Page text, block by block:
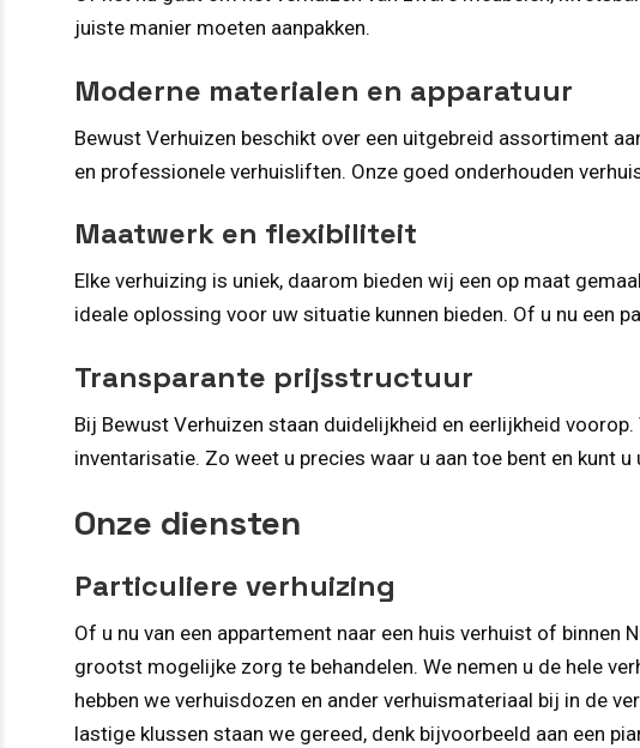
juiste manier moeten aanpakken.
Moderne materialen en apparatuur
Bewust Verhuizen beschikt over een uitgebreid assortiment
en professionele verhuisliften. Onze goed onderhouden
Maatwerk en flexibiliteit
Elke verhuizing is uniek, daarom bieden wij een op maat
ideale oplossing voor uw situatie kunnen bieden. Of u nu een
Transparante prijsstructuur
Bij Bewust Verhuizen staan duidelijkheid en eerlijkheid
inventarisatie. Zo weet u precies waar u aan toe bent en kunt
Onze diensten
Particuliere verhuizing
Of u nu van een appartement naar een huis verhuist of
grootst mogelijke zorg te behandelen. We nemen u de hele
hebben we verhuisdozen en ander verhuismateriaal bij in de
lastige klussen staan we gereed, denk bijvoorbeeld aan een